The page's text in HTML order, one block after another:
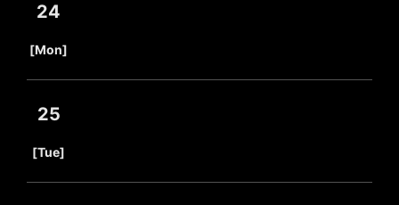
24
[Mon]
25
[Tue]